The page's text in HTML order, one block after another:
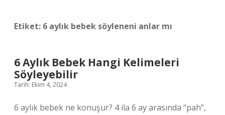
Etiket: 6 aylık bebek söyleneni anlar mı
6 Aylık Bebek Hangi Kelimeleri
Söyleyebilir
Tarih: Ekim 4, 2024
6 aylık bebek ne konuşur? 4 ila 6 ay arasında “pah”,